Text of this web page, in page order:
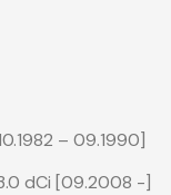
– 09.1990]
dCi [09.2008 -]